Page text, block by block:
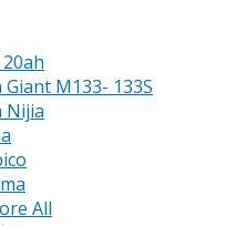
M133- 133S
Nijia
All